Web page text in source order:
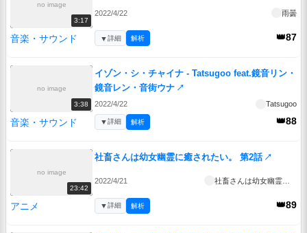
no image
3:17
2022/4/22 雨曇
音楽・サウンド 👑87
▼詳細 解析
no image
3:38
イゾン・シ・チャイナ - Tatsugoo feat.鏡音リン・
鏡音レン・音街ウナ ↗
2022/4/22 Tatsugoo
音楽・サウンド 👑88
▼詳細 解析
no image
23:42
社畜さんは幼女幽霊に癒されたい。 第2話 ↗
2022/4/21
アニメ 👑89
▼詳細 解析